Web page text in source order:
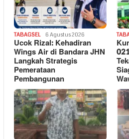
TABAGSEL 6 Agustus 2026
Ucok Rizal: Kehadiran
Wings Air di Bandara JHN
Langkah Strategis
Pemerataan
Pembangunan